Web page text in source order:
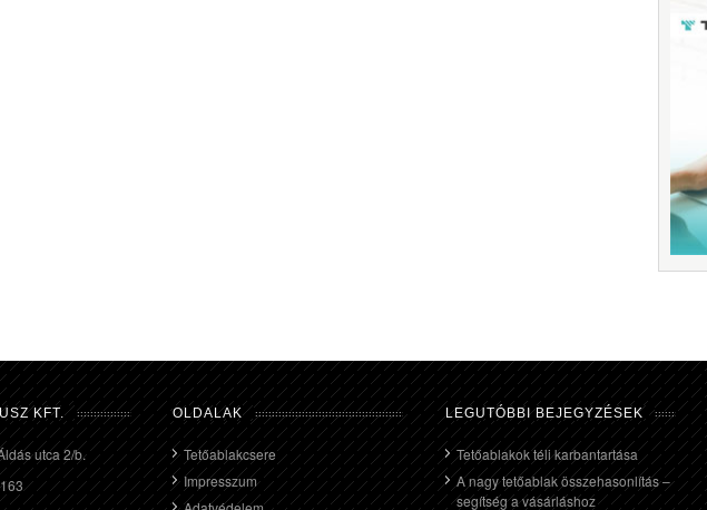
KFT.
utca 2/b.
OLDALAK
Tetőablakcsere
Impresszum
LEGUTÓBBI BEJEGYZÉSEK
Tetőablakok téli karbantartása
A nagy tetőablak összehasonlítás –
segítség a vásárláshoz